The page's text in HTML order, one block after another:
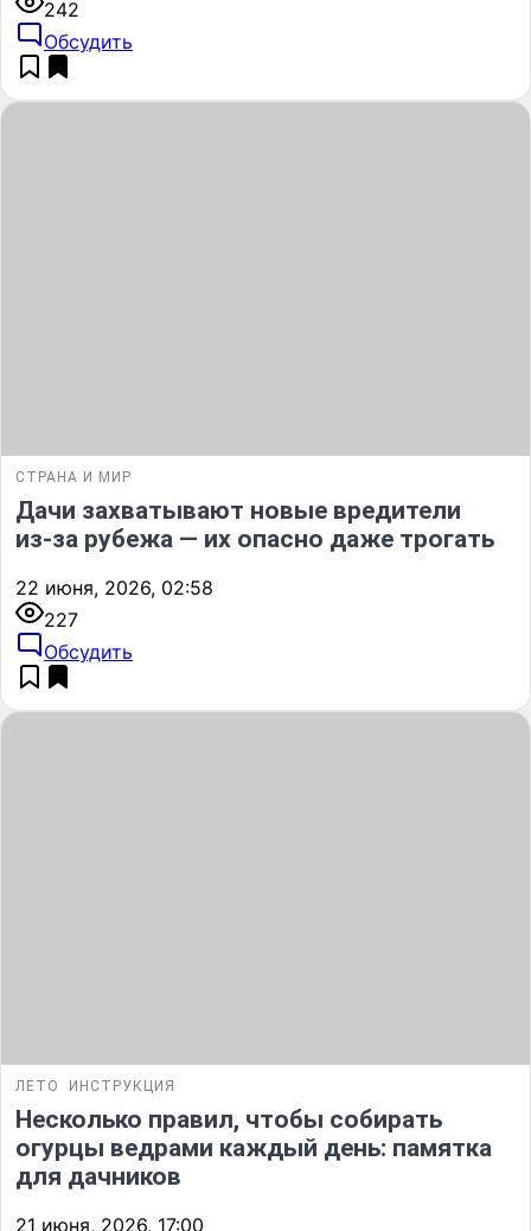
242
Обсудить
СТРАНА И МИР
Дачи захватывают новые вредители
из-за рубежа — их опасно даже трогать
22 июня, 2026, 02:58
227
Обсудить
ЛЕТО ИНСТРУКЦИЯ
Несколько правил, чтобы собирать
огурцы ведрами каждый день: памятка
для дачников
21 июня, 2026, 17:00